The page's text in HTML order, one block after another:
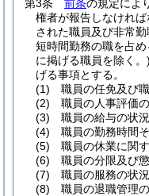
第3条
前条の規定によ
権者が報告しなけれ
された職員及び非常勤
短時間勤務の職を占
に掲げる職員を除く。)
げる事項とする。
(1)
職員の任免及び
(2)
職員の人事評価
(3)
職員の給与の状況
(4)
職員の勤務時間
(5)
職員の休業に関
(6)
職員の分限及び
(7)
職員の服務の状況
(8)
職員の退職管理